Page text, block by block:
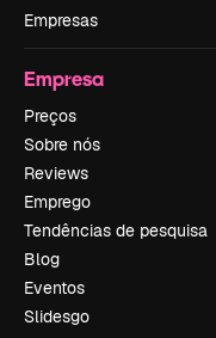
Empresas
Empresa
Preços
Sobre nós
Reviews
Emprego
Tendências de pesquisa
Blog
Eventos
Slidesgo